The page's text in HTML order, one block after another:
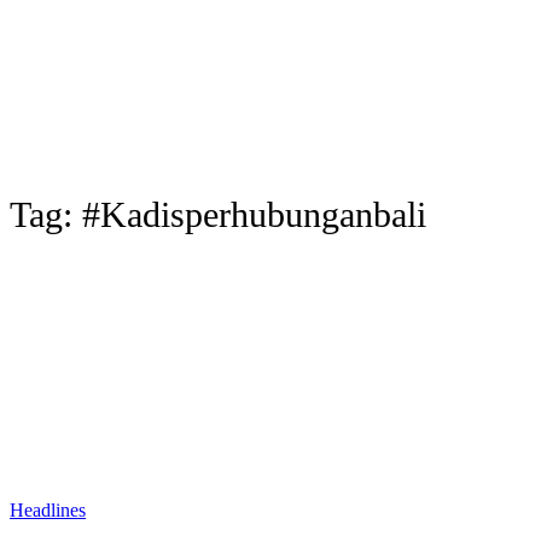
Tag: #Kadisperhubunganbali
Headlines